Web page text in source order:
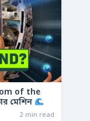
of the
মেশিন
2 min read